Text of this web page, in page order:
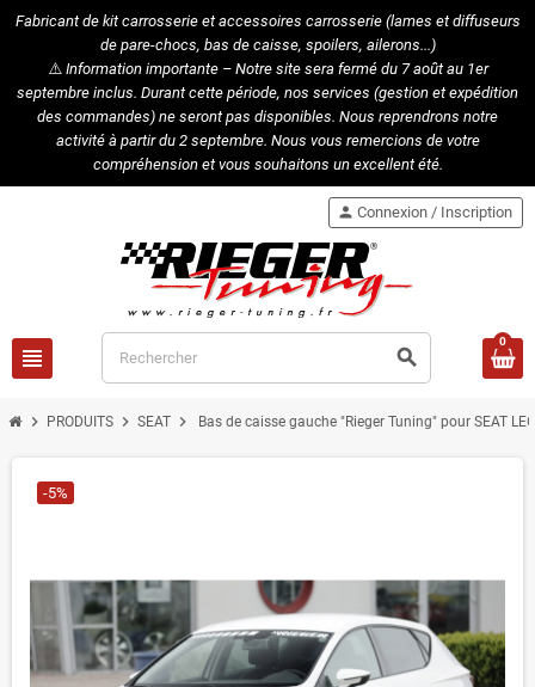
Fabricant de kit carrosserie et accessoires carrosserie (lames et diffuseurs
de pare-chocs, bas de caisse, spoilers, ailerons...)
⚠️Information importante – Notre site sera fermé du 7 août au 1er
septembre inclus. Durant cette période, nos services (gestion et expédition
des commandes) ne seront pas disponibles. Nous reprendrons notre
activité à partir du 2 septembre. Nous vous remercions de votre
compréhension et vous souhaitons un excellent été.
view_headline search
person Connexion / Inscription
0
chevron_right PRODUITS chevron_right SEAT chevron_right Bas de caisse gauche "Rieger Tuning" pour SEAT
-5%